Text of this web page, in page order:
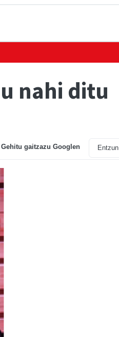
nahi ditu
Gehitu gaitzazu Googlen Entzun